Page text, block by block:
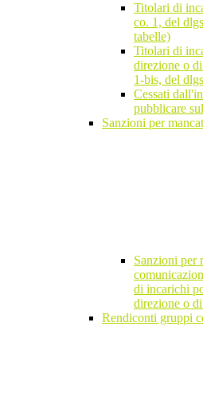
Titolari di
co. 1, del
tabelle)
Titolari di
direzione o
1-bis, del
Cessati
pubblicare
Sanzioni per
Sanzioni per
di incarichi
direzione o
Rendiconti gruppi